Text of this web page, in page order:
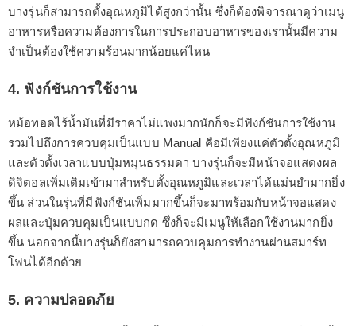
บางรุ่นก็สามารถตั้งอุณหภูมิได้สูงกว่านั้น ซึ่งก็ต้องพิจารณาดูว่าเมนู
อาหารหรือความต้องการในการประกอบอาหารของเรานั้นมีความ
จำเป็นต้องใช้ความร้อนมากน้อยแค่ไหน
4. ฟังก์ชันการใช้งาน
หม้อทอดไร้น้ำมันที่มีราคาไม่แพงมากนักก็จะมีฟังก์ชันการใช้งาน
รวมไปถึงการควบคุมเป็นแบบ Manual คือมีเพียงแค่ตัวตั้งอุณหภูมิ
และตัวตั้งเวลาแบบปุ่มหมุนธรรมดา บางรุ่นก็จะมีหน้าจอแสดงผล
ดิจิตอลเพิ่มเติมเข้ามาสำหรับตั้งอุณหภูมิและเวลาได้แม่นยำมากยิ่ง
ขึ้น ส่วนในรุ่นที่มีฟังก์ชันเพิ่มมากขึ้นก็จะมาพร้อมกับหน้าจอแสดง
ผลและปุ่มควบคุมเป็นแบบกด ซึ่งก็จะมีเมนูให้เลือกใช้งานมากยิ่ง
ขึ้น นอกจากนี้บางรุ่นก็ยังสามารถควบคุมการทำงานผ่านสมาร์ท
โฟนได้อีกด้วย
5. ความปลอดภัย